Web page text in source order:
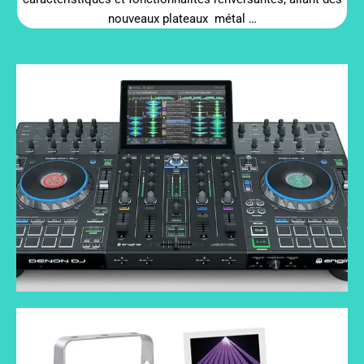
nouveaux plateaux métal …